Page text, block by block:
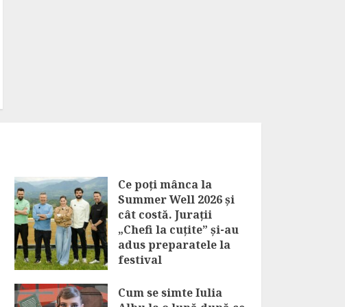
Ce poți mânca la
Summer Well 2026 și
cât costă. Jurații
„Chefi la cuțite” și-au
adus preparatele la
festival
Cum se simte Iulia